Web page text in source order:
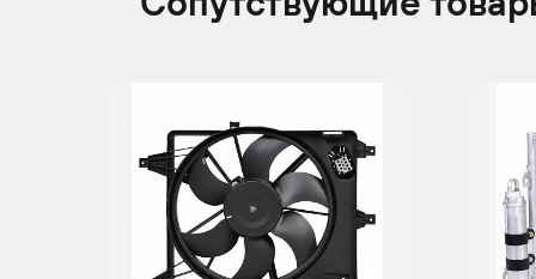
DACIA LOGAN